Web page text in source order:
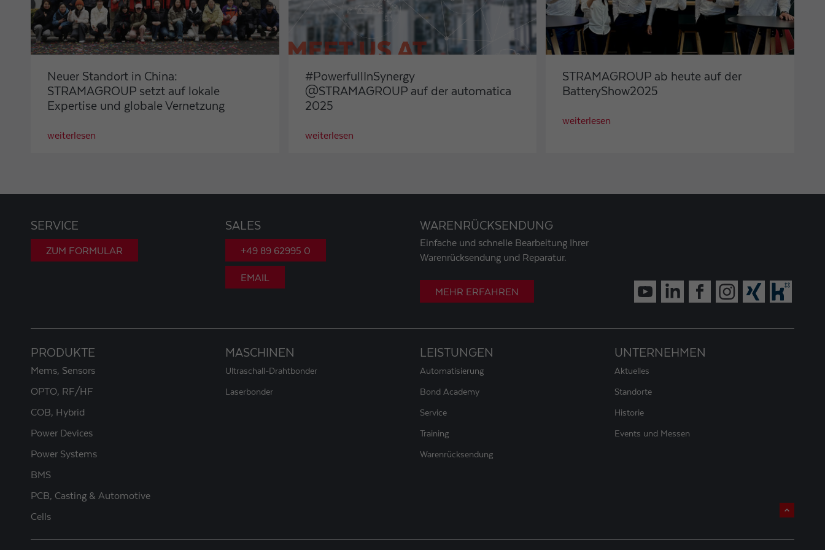
Neuer Standort in China:
STRAMAGROUP setzt auf lokale
Expertise und globale Vernetzung
weiterlesen
#PowerfullInSynergy
@STRAMAGROUP auf der automatica
2025
weiterlesen
STRAMAGROUP ab heute auf der
BatteryShow2025
weiterlesen
SERVICE
ZUM FORMULAR
SALES
+49 89 62995 0
EMAIL
WARENRÜCKSENDUNG
Einfache und schnelle Bearbeitung Ihrer
Warenrücksendung und Reparatur.
MEHR ERFAHREN
PRODUKTE
Mems, Sensors
OPTO, RF/HF
COB, Hybrid
Power Devices
Power Systems
BMS
PCB, Casting & Automotive
Cells
MASCHINEN
Ultraschall-Drahtbonder
Laserbonder
LEISTUNGEN
Automatisierung
Bond Academy
Service
Training
Warenrücksendung
UNTERNEHMEN
Aktuelles
Standorte
Historie
Events und Messen